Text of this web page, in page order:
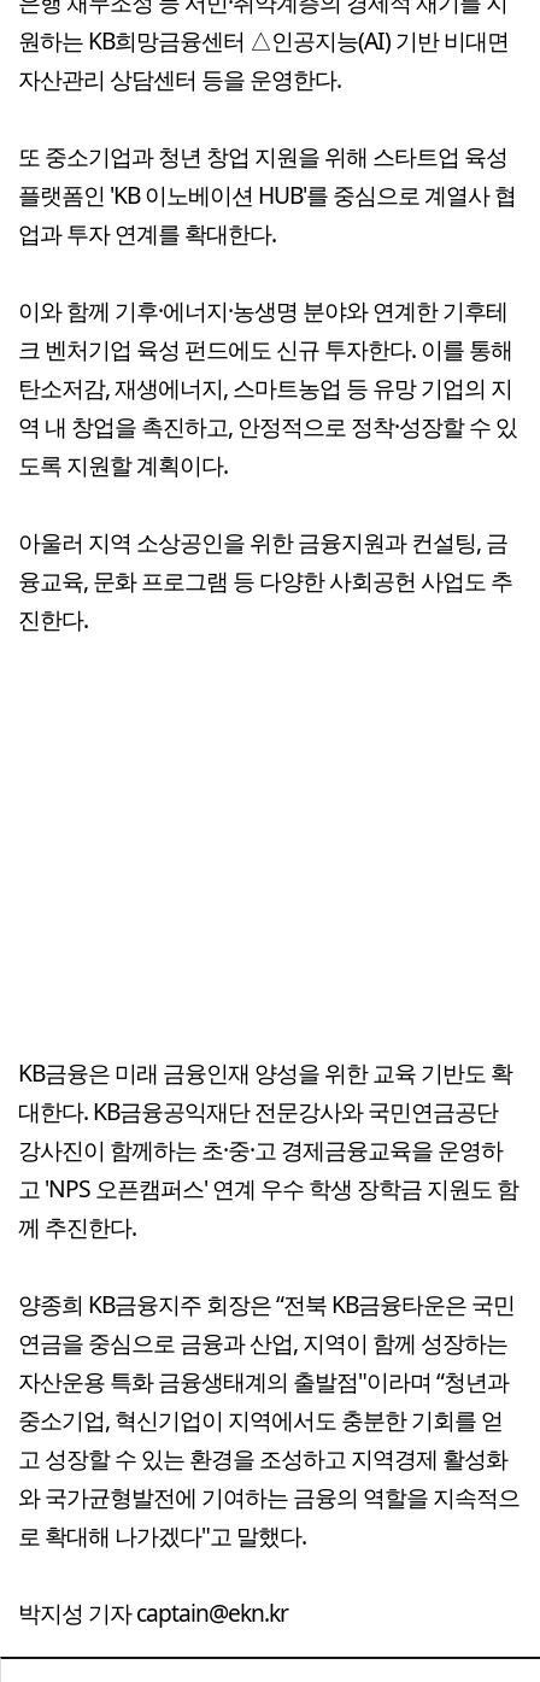
원하는 KB희망금융센터 △인공지능(AI) 기반 비대면
자산관리 상담센터 등을 운영한다.
또 중소기업과 청년 창업 지원을 위해 스타트업 육성
플랫폼인 'KB 이노베이션 HUB'를 중심으로 계열사 협
업과 투자 연계를 확대한다.
이와 함께 기후·에너지·농생명 분야와 연계한 기후테
크 벤처기업 육성 펀드에도 신규 투자한다. 이를 통해
탄소저감, 재생에너지, 스마트농업 등 유망 기업의 지
역 내 창업을 촉진하고, 안정적으로 정착·성장할 수 있
도록 지원할 계획이다.
아울러 지역 소상공인을 위한 금융지원과 컨설팅, 금
융교육, 문화 프로그램 등 다양한 사회공헌 사업도 추
진한다.
KB금융은 미래 금융인재 양성을 위한 교육 기반도 확
대한다. KB금융공익재단 전문강사와 국민연금공단
강사진이 함께하는 초·중·고 경제금융교육을 운영하
고 'NPS 오픈캠퍼스' 연계 우수 학생 장학금 지원도 함
께 추진한다.
양종희 KB금융지주 회장은 “전북 KB금융타운은 국민
연금을 중심으로 금융과 산업, 지역이 함께 성장하는
자산운용 특화 금융생태계의 출발점"이라며 “청년과
중소기업, 혁신기업이 지역에서도 충분한 기회를 얻
고 성장할 수 있는 환경을 조성하고 지역경제 활성화
와 국가균형발전에 기여하는 금융의 역할을 지속적으
로 확대해 나가겠다"고 말했다.
박지성 기자 captain@ekn.kr